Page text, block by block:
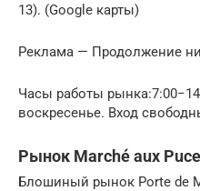
13). (Google карты)
Реклама — Продолжение
Часы работы
воскресенье. Вход
Рынок Marché aux
Блошиный рынок Porte de